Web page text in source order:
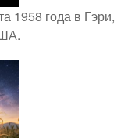
1958 года в Гэри,